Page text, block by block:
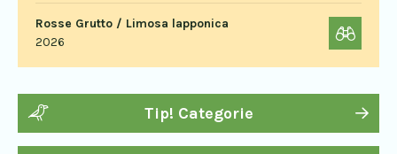
Rosse Grutto / Limosa lapponica
2026
Tip! Categorie